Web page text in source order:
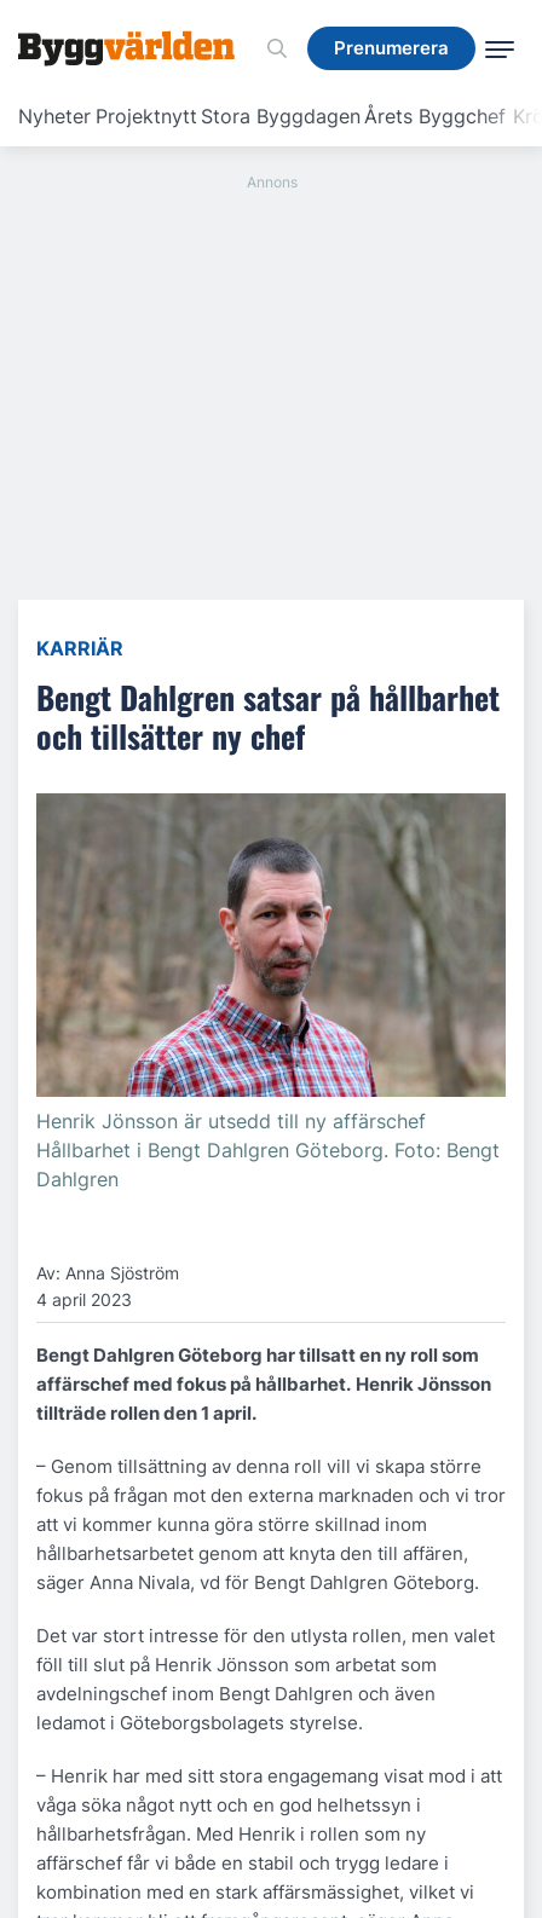
Prenumerera
Nyheter Projektnytt Stora ByggdagenÅrets Byggchef
Prenumerera
KARRIÄR
Bengt Dahlgren satsar på hållbarhet
och tillsätter ny chef
Henrik Jönsson är utsedd till ny affärschef
Hållbarhet i Bengt Dahlgren Göteborg. Foto: Bengt
Dahlgren
Av: Anna Sjöström
4 april 2023
Bengt Dahlgren Göteborg har tillsatt en ny roll som
affärschef med fokus på hållbarhet. Henrik Jönsson
tillträde rollen den 1 april.
– Genom tillsättning av denna roll vill vi skapa större
fokus på frågan mot den externa marknaden och vi tror
att vi kommer kunna göra större skillnad inom
hållbarhetsarbetet genom att knyta den till affären,
säger Anna Nivala, vd för Bengt Dahlgren Göteborg.
Det var stort intresse för den utlysta rollen, men valet
föll till slut på Henrik Jönsson som arbetat som
avdelningschef inom Bengt Dahlgren och även
ledamot i Göteborgsbolagets styrelse.
– Henrik har med sitt stora engagemang visat mod i att
våga söka något nytt och en god helhetssyn i
hållbarhetsfrågan. Med Henrik i rollen som ny
affärschef får vi både en stabil och trygg ledare i
kombination med en stark affärsmässighet, vilket vi